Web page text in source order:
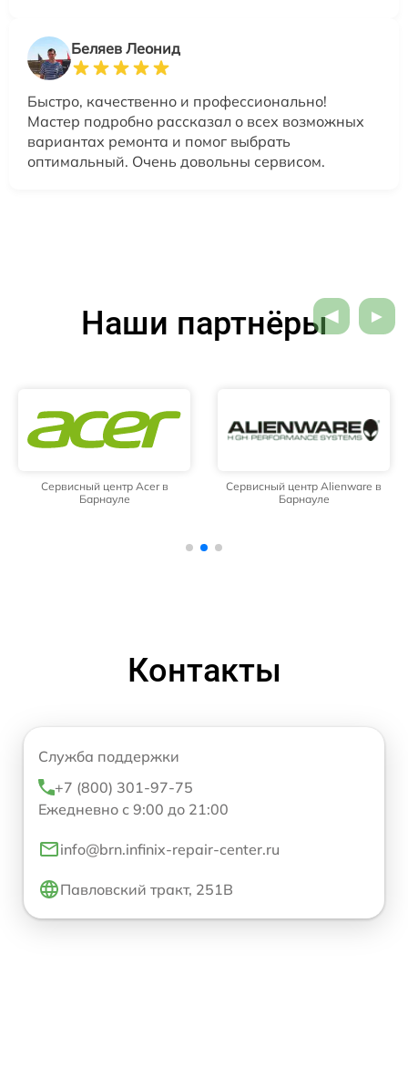
Беляев Леонид
Быстро, качественно и профессионально!
Мастер подробно рассказал о всех возможных
вариантах ремонта и помог выбрать
оптимальный. Очень довольны сервисом.
Наши партнёры
Сервисный центр Acer в
Барнауле
Сервисный центр Alienware в
Барнауле
Контакты
Служба поддержки
+7 (800) 301-97-75
Ежедневно с 9:00 до 21:00
info@brn.infinix-repair-center.ru
Павловский тракт, 251В